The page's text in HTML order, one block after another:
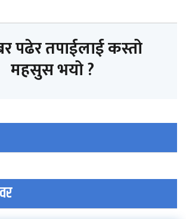
पढेर तपाईलाई कस्तो
महसुस भयो ?